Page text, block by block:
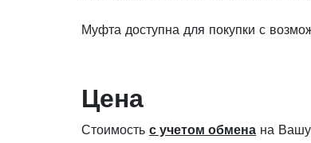
Муфта доступна для покупки с
Цена
Стоимость с учетом обмена на